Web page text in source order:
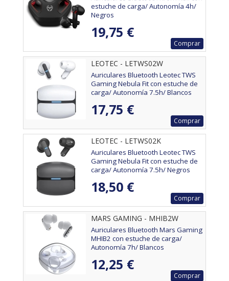
estuche de carga/ Autonomía 4h/
Negros
19,75 €
Comprar
LEOTEC - LETWS02W
Auriculares Bluetooth Leotec TWS
Gaming Nebula Fit con estuche de
carga/ Autonomía 7.5h/ Blancos
17,75 €
Comprar
LEOTEC - LETWS02K
Auriculares Bluetooth Leotec TWS
Gaming Nebula Fit con estuche de
carga/ Autonomía 7.5h/ Negros
18,50 €
Comprar
MARS GAMING - MHIB2W
Auriculares Bluetooth Mars Gaming
MHIB2 con estuche de carga/
Autonomía 7h/ Blancos
12,25 €
Comprar